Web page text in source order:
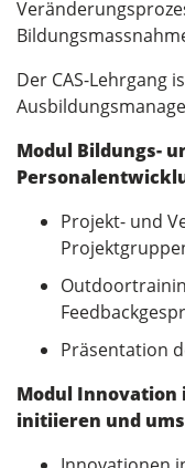
Der CAS-Lehrgang
Modul Bildungs-
Projekt- und
Präsentation
Modul Innovation
initiieren und